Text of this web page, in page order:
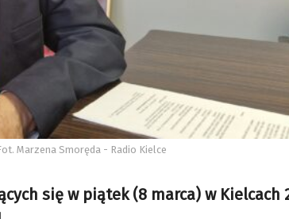
Marzena Smoręda - Radio Kielce
się w piątek (8 marca) w Kielcach